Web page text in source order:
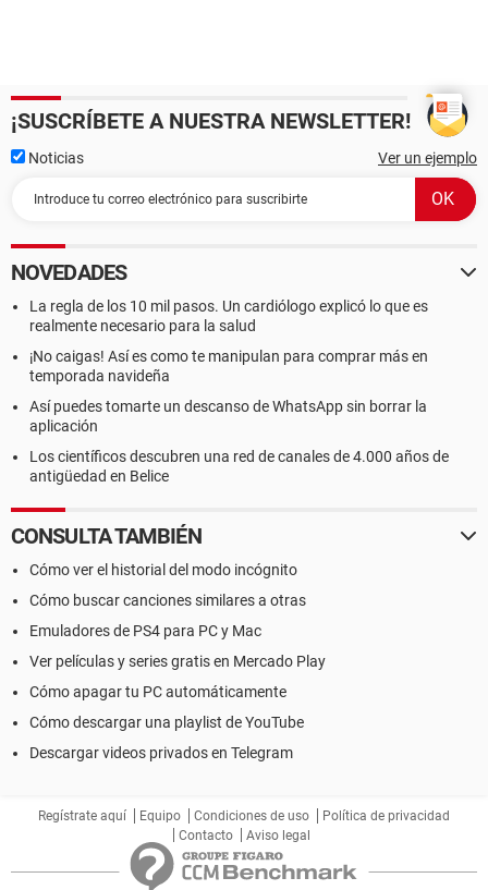
¡SUSCRÍBETE A NUESTRA NEWSLETTER!
Noticias Ver un ejemplo
NOVEDADES
La regla de los 10 mil pasos. Un cardiólogo explicó lo que es
realmente necesario para la salud
¡No caigas! Así es como te manipulan para comprar más en
temporada navideña
Así puedes tomarte un descanso de WhatsApp sin borrar la
aplicación
Los científicos descubren una red de canales de 4.000 años de
antigüedad en Belice
CONSULTA TAMBIÉN
Cómo ver el historial del modo incógnito
Cómo buscar canciones similares a otras
Emuladores de PS4 para PC y Mac
Ver películas y series gratis en Mercado Play
Cómo apagar tu PC automáticamente
Cómo descargar una playlist de YouTube
Descargar videos privados en Telegram
Regístrate aquí Equipo Condiciones de uso
Política de privacidad
Contacto
Aviso legal